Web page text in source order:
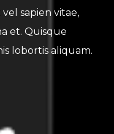
sapien vitae,
et. Quisque
lobortis aliquam.